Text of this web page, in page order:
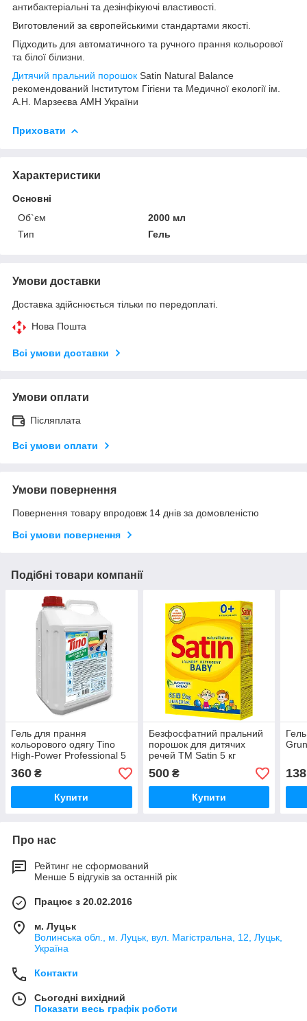
антибактеріальні та дезінфікуючі властивості.
Виготовлений за європейськими стандартами якості.
Підходить для автоматичного та ручного прання кольорової
та білої білизни.
Дитячий пральний порошок Satin Natural Balance
рекомендований Інститутом Гігієни та Медичної екології ім.
А.Н. Марзеєва АМН України
Приховати
Характеристики
Основні
Об`єм
2000 мл
Тип
Гель
Умови доставки
Доставка здійснюється тільки по передоплаті.
Нова Пошта
Всі умови доставки
Умови оплати
Післяплата
Всі умови оплати
Умови повернення
Повернення товару впродовж 14 днів за домовленістю
Всі умови повернення
Подібні товари компанії
Гель для прання
кольорового одягу Tino
High-Power Professional 5
л
360 ₴
Купити
Безфосфатний пральний
порошок для дитячих
речей ТМ Satin 5 кг
500₴
Купити
138
Про нас
Рейтинг не сформований
Менше 5 відгуків за останній рік
Працює з 20.02.2016
м. Луцьк
Волинська обл., м. Луцьк, вул. Магістральна, 12, Луцьк,
Україна
Контакти
Сьогодні вихідний
Показати весь графік роботи